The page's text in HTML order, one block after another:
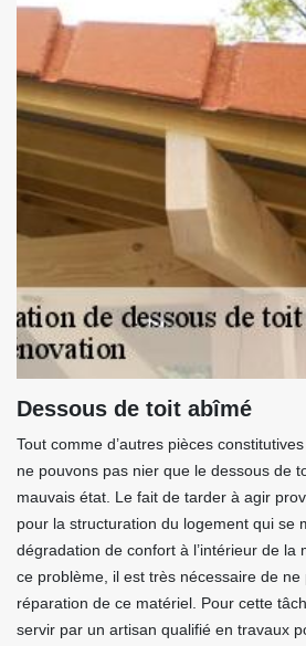
Dessous de toit abîmé
Tout comme d’autres pièces
ne pouvons pas nier que le dessous de
mauvais état. Le fait de tarder à agir
pour la structuration du logement qui se
dégradation de confort à l’intérieur de la
ce problème, il est très nécessaire de ne
réparation de ce matériel. Pour cette
servir par un artisan qualifié en travaux